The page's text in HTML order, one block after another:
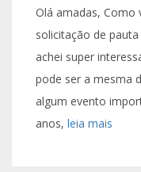
Olá amadas, Como
solicitação de
achei super
pode ser a mesma
algum evento
anos, leia mais